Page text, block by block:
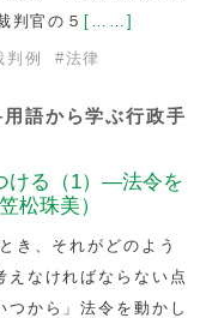
判官の５ [……]
判例 #法律
語から学ぶ行政手
ける（1）—法令を
松珠美）
き、それがどのよう
えなければならない点
つから」法令を動かし